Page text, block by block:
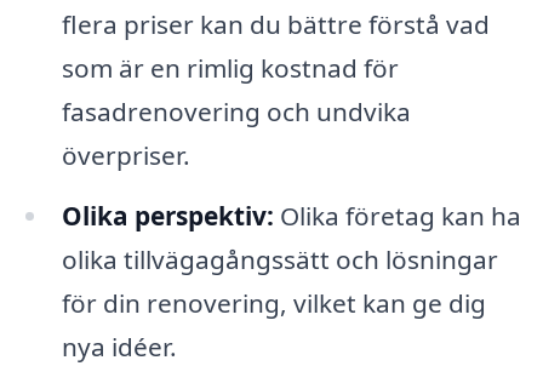
flera priser kan du bättre förstå vad
som är en rimlig kostnad för
fasadrenovering och undvika
överpriser.
Olika perspektiv: Olika företag kan ha
olika tillvägagångssätt och lösningar
för din renovering, vilket kan ge dig
nya idéer.